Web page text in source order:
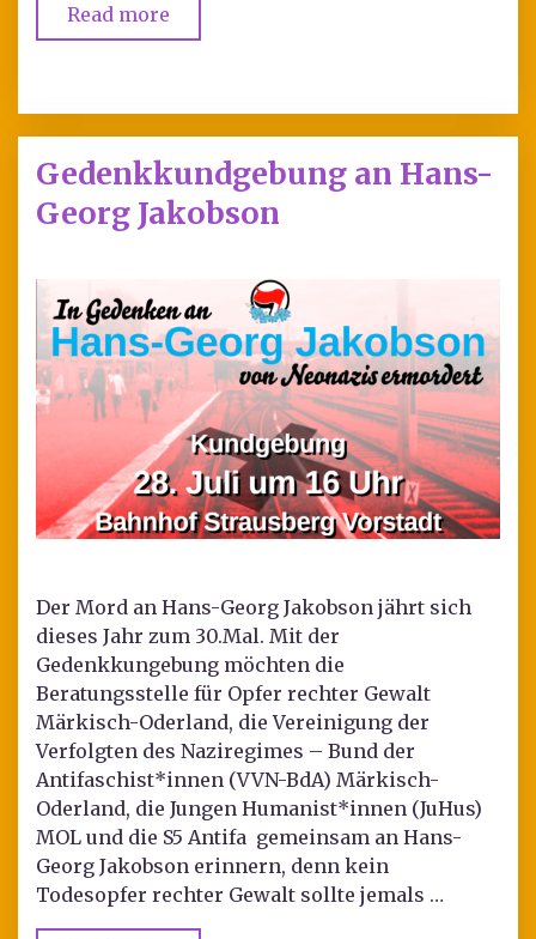
Read more
Gedenkkundgebung an Hans-
Georg Jakobson
Der Mord an Hans-Georg Jakobson jährt sich
dieses Jahr zum 30.Mal. Mit der
Gedenkkungebung möchten die
Beratungsstelle für Opfer rechter Gewalt
Märkisch-Oderland, die Vereinigung der
Verfolgten des Naziregimes – Bund der
Antifaschist*innen (VVN-BdA) Märkisch-
Oderland, die Jungen Humanist*innen (JuHus)
MOL und die S5 Antifa gemeinsam an Hans-
Georg Jakobson erinnern, denn kein
Todesopfer rechter Gewalt sollte jemals …